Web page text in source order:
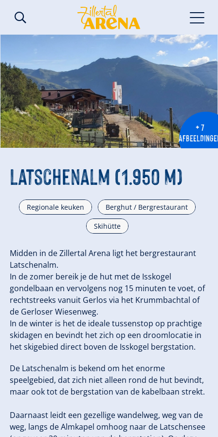
+ 7
Latschenalm (1.950 m)
Regionale keuken Berghut / Bergrestaurant
Skihütte
Midden in de Zillertal Arena ligt het bergrestaurant
Latschenalm.
In de zomer bereik je de hut met de Isskogel
gondelbaan en vervolgens nog 15 minuten te voet, of
rechtstreeks vanuit Gerlos via het Krummbachtal of
de Gerloser Wiesenweg.
In de winter is het de ideale tussenstop op prachtige
skidagen en bevindt het zich op een droomlocatie in
het skigebied direct boven de Isskogel bergstation.
De Latschenalm is bekend om het enorme
speelgebied, dat zich niet alleen rond de hut bevindt,
maar ook tot de bergstation van de kabelbaan strekt.
Daarnaast leidt een gezellige wandelweg, weg van de
weg, langs de Almkapel omhoog naar de Latschensee